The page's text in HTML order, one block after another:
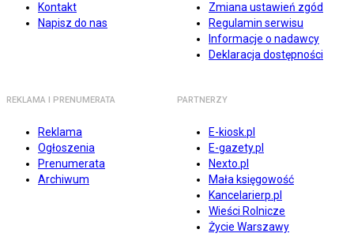
Kontakt
Napisz do nas
Zmiana ustawień zgód
Regulamin serwisu
Informacje o nadawcy
Deklaracja dostępności
REKLAMA I PRENUMERATA
Reklama
Ogłoszenia
Prenumerata
Archiwum
PARTNERZY
E-kiosk.pl
E-gazety.pl
Nexto.pl
Mała księgowość
Kancelarierp.pl
Wieści Rolnicze
Życie Warszawy